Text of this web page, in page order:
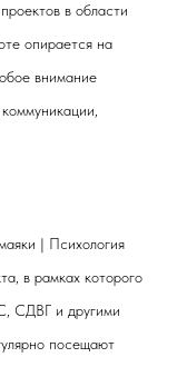
в области
опирается на
внимание
| Психология
в рамках которого
СДВГ и другими
посещают